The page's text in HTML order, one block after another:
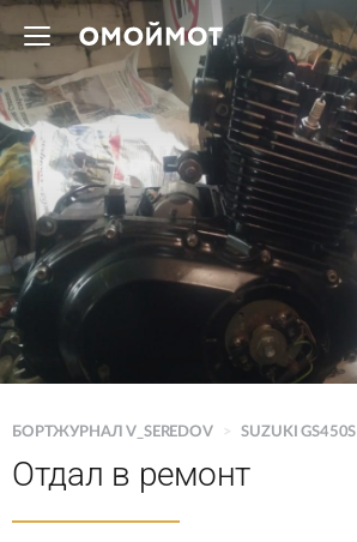
БОРТЖУРНАЛ V_SEREDOV > SUZUKI GS450S
Отдал в ремонт